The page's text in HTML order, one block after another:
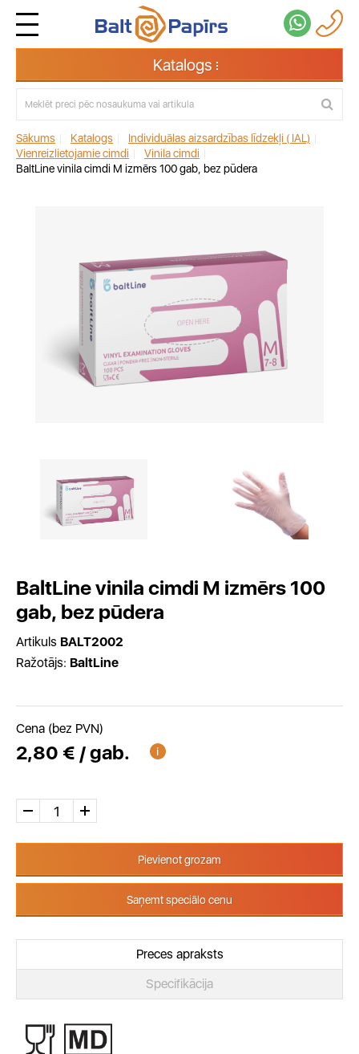
Katalogs
Sākums Katalogs Individuālas aizsardzības līdzekļi ( IAL)
Vienreizlietojamie cimdi
Vinila cimdi
BaltLine vinila cimdi M izmērs 100 gab, bez pūdera
BaltLine vinila cimdi M izmērs 100
gab, bez pūdera
Artikuls BALT2002
Ražotājs: BaltLine
Cena (bez PVN)
2,80 € / gab.
Pievienot grozam
Saņemt speciālo cenu
Preces apraksts
Specifikācija